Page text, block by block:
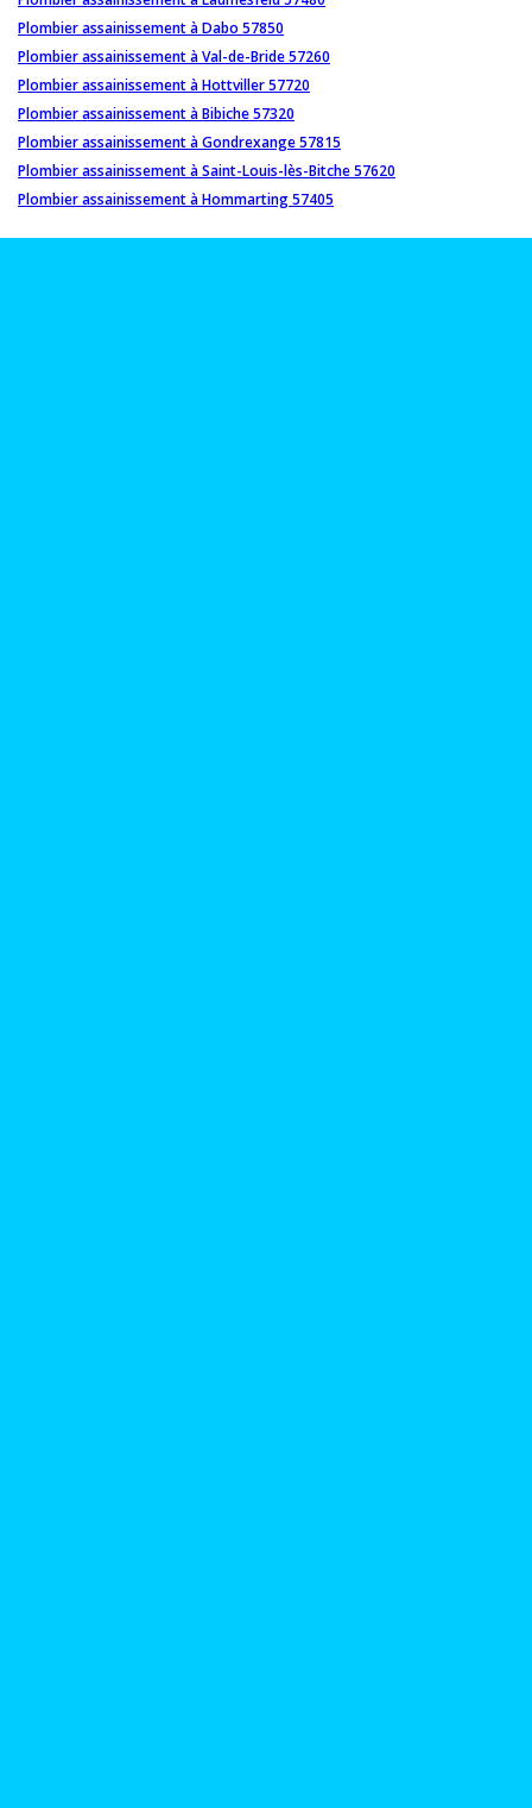
Plombier assainissement à Dabo 57850
Plombier assainissement à Val-de-Bride 57260
Plombier assainissement à Hottviller 57720
Plombier assainissement à Bibiche 57320
Plombier assainissement à Gondrexange 57815
Plombier assainissement à Saint-Louis-lès-Bitche 57620
Plombier assainissement à Hommarting 57405